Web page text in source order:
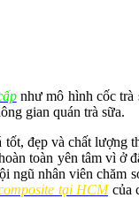
như mô hình cốc trà
gian quán trà sữa.
tốt, đẹp và chất lượng
toàn yên tâm vì ở
nhân viên chăm
tại HCMcủa